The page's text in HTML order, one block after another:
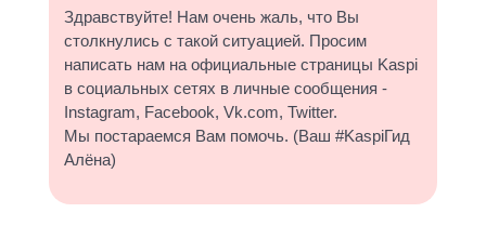
Здравствуйте! Нам очень жаль, что Вы
столкнулись с такой ситуацией. Просим
написать нам на официальные страницы Kaspi
в социальных сетях в личные сообщения -
Instagram, Facebook, Vk.com, Twitter.
Мы постараемся Вам помочь. (Ваш #KaspiГид
Алёна)